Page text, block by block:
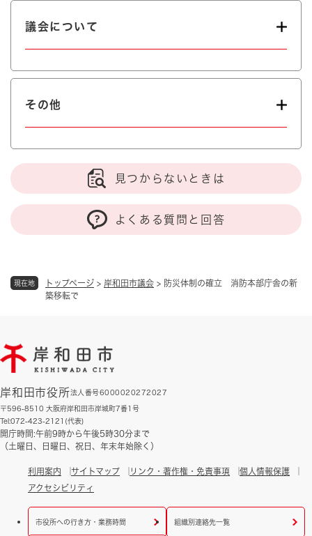
現在地 トップページ > 岸和田市議会 > 防災体制の確立 消防本部庁舎の新
築移転で
議会について
その他
見つからないときは
よくある質問と回答
岸和田市役所法人番号6000020272027
〒596-8510 大阪府岸和田市岸城町7番1号
Tel:072-423-2121(代表)
開庁時間:午前9時から午後5時30分まで
（土曜日、日曜日、祝日、年末年始除く）
利用案内 サイトマップ リンク・著作権・免責事項
個人情報保護
アクセシビリティ
市役所への行き方・業務時間 組織別連絡先一覧